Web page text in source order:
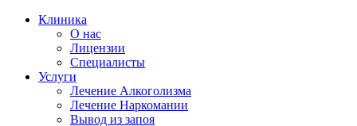
Клиника
О нас
Лицензии
Специалисты
Услуги
Лечение Алкоголизма
Лечение Наркомании
Вывод из запоя